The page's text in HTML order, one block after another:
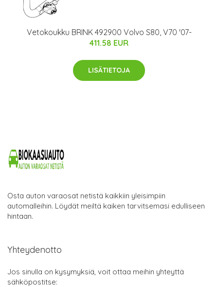
Vetokoukku BRINK 492900 Volvo S80, V70 '07-
411.58 EUR
LISÄTIETOJA
Osta auton varaosat netistä kaikkiin yleisimpiin
automalleihin. Löydät meiltä kaiken tarvitsemasi edulliseen
hintaan.
Yhteydenotto
Jos sinulla on kysymyksiä, voit ottaa meihin yhteyttä
sähköpostitse: